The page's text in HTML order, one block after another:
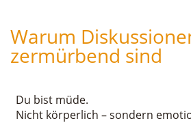
Warum
zermürbend sind
Du bist müde.
Nicht körperlich – sondern